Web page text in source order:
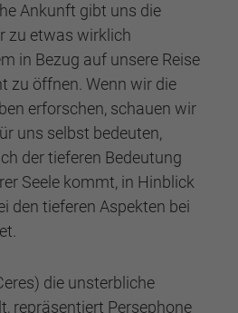
Ankunft gibt uns die
zu etwas wirklich
in Bezug auf unsere Reise
zu öffnen. Wenn wir die
erforschen, schauen wir
uns selbst bedeuten,
der tieferen Bedeutung
Seele kommt, in Hinblick
den tieferen Aspekten bei
die unsterbliche
repräsentiert Persephone